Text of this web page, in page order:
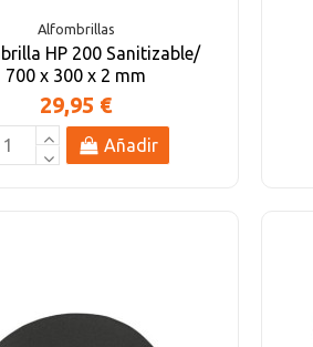
Alfombrillas
HP 200 Sanitizable/
700 x 300 x 2 mm
29,95 €
Añadir